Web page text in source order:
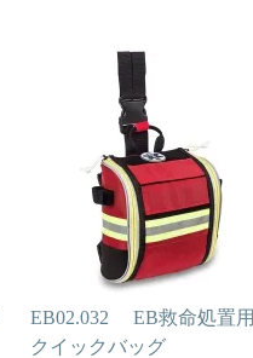
EB02.032 EB救命処置用
クイックバッグ